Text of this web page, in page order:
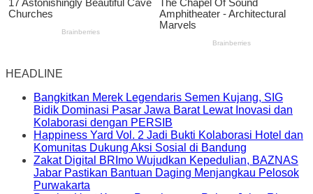
HEADLINE
Bangkitkan Merek Legendaris Semen Kujang, SIG
Bidik Dominasi Pasar Jawa Barat Lewat Inovasi dan
Kolaborasi dengan PERSIB
Happiness Yard Vol. 2 Jadi Bukti Kolaborasi Hotel dan
Komunitas Dukung Aksi Sosial di Bandung
Zakat Digital BRImo Wujudkan Kepedulian, BAZNAS
Jabar Pastikan Bantuan Daging Menjangkau Pelosok
Purwakarta